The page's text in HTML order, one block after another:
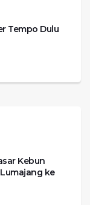
Tempo Dulu
Kebun
ke